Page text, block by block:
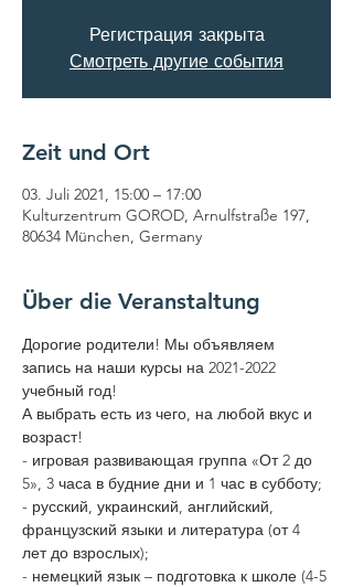
Регистрация закрыта
Смотреть другие события
Zeit und Ort
03. Juli 2021, 15:00 – 17:00
Kulturzentrum GOROD, Arnulfstraße 197,
80634 München, Germany
Über die Veranstaltung
Дорогие родители! Мы объявляем
запись на наши курсы на 2021-2022
учебный год!
А выбрать есть из чего, на любой вкус и
возраст!
- игровая развивающая группа «От 2 до
5», 3 часа в будние дни и 1 час в субботу;
- русский, украинский, английский,
французский языки и литература (от 4
лет до взрослых);
- немецкий язык – подготовка к школе (4-5